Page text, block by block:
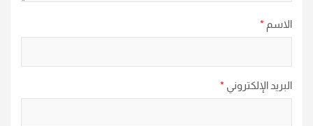
الاسم *
البريد الإلكتروني *